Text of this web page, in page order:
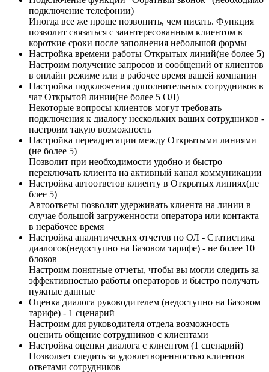
подключение телефонии)
Иногда все же проще позвонить, чем писать. Функция
позволит связаться с заинтересованным клиентом в
короткие сроки после заполнения небольшой формы
Настройка времени работы Открытых линий(не более 5)
Настроим получение запросов и сообщений от клиентов
в онлайн режиме или в рабочее время вашей компании
Настройка подключения дополнительных сотрудников в
чат Открытой линии(не более 5 ОЛ)
Некоторые вопросы клиентов могут требовать
подключения к диалогу нескольких ваших сотрудников -
настроим такую возможность
Настройка переадресации между Открытыми линиями
(не более 5)
Позволит при необходимости удобно и быстро
переключать клиента на активный канал коммуникации
Настройка автоответов клиенту в Открытых линиях(не
блее 5)
Автоответы позволят удерживать клиента на линии в
случае большой загруженности оператора или контакта
в нерабочее время
Настройка аналитических отчетов по ОЛ - Статистика
диалогов(недоступно на Базовом тарифе) - не более 10
блоков
Настроим понятные отчеты, чтобы вы могли следить за
эффективностью работы операторов и быстро получать
нужные данные
Оценка диалога руководителем (недоступно на Базовом
тарифе) - 1 сценарий
Настроим для руководителя отдела возможность
оценить общение сотрудников с клиентами
Настройка оценки диалога с клиентом (1 сценарий)
Позволяет следить за удовлетворенностью клиентов
ответами сотрудников